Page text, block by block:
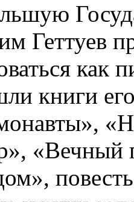
Геттуев
как
книги
«Вечный